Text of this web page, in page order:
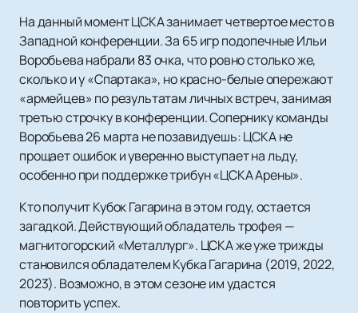
На данный момент ЦСКА занимает четвертое место в
Западной конференции. За 65 игр подопечные Ильи
Воробьева набрали 83 очка, что ровно столько же,
сколько и у «Спартака», но красно-белые опережают
«армейцев» по результатам личных встреч, занимая
третью строчку в конференции. Сопернику команды
Воробьева 26 марта не позавидуешь: ЦСКА не
прощает ошибок и уверенно выступает на льду,
особенно при поддержке трибун «ЦСКА Арены».
Кто получит Кубок Гагарина в этом году, остается
загадкой. Действующий обладатель трофея —
магнитогорский «Металлург». ЦСКА же уже трижды
становился обладателем Кубка Гагарина (2019, 2022,
2023). Возможно, в этом сезоне им удастся
повторить успех.